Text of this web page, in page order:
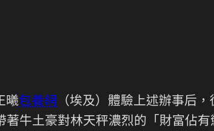
曦包養網 （埃及）體驗上述辦事后
著牛土豪對林天秤濃烈的「財富佔